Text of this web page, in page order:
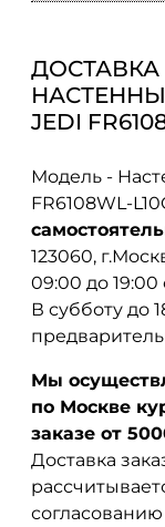
JEDI
Модель -
FR6108WL-
123060,
09:00 до
В субботу до
Мы
по Москве
заказе от
Доставка